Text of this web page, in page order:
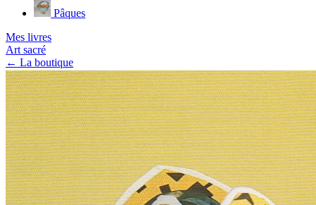
Pâques
Mes livres
Art sacré
← La boutique